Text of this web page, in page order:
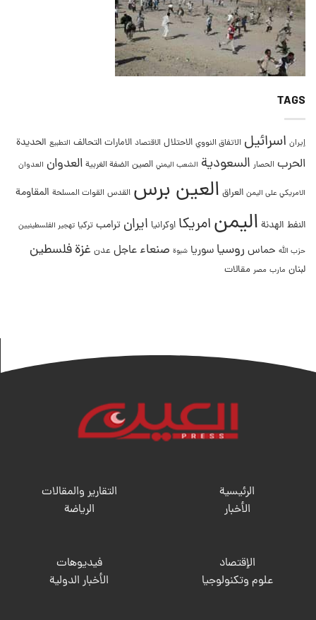
TAGS
إيران اسرائيل الاتفاق النووي الاحتلال الاقتصاد الامارات التحالف التطبيع الحديدة
الحرب الحصار السعودية الشعب اليمني الصين الضفة الغربية العدوان العدوان
الامريكي على اليمن العراق العين برس القدس القوات المسلحة المقاومة
النفط الهدنة اليمنامريكا اوكرانيا ايران ترامب تركيا تهجير الفلسطينيين
حزب الله حماس روسيا سوريا شبوة صنعاء عاجل عدن غزةفلسطين
لبنان مارب مصر مقالات
الرئيسية
الأخبار
التقارير والمقالات
الریاضة
الإقتصاد
علوم وتكنولوجيا
فيديوهات
الأخبار الدولية